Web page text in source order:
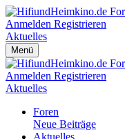
Anmelden Registrieren
Aktuelles
Menü
Anmelden Registrieren
Aktuelles
Foren
Neue Beiträge
Aktuelles